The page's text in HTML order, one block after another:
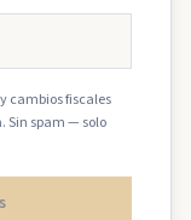
cambios fiscales
Sin spam — solo